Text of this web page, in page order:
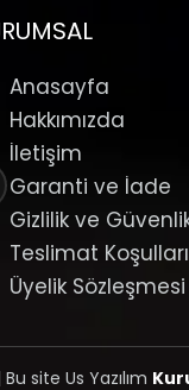
Anasayfa
Hakkımızda
İletişim
Garanti ve İade
Gizlilik ve
Teslimat Koşulları
Üyelik Sözleşmesi
Bu site Us Yazılım